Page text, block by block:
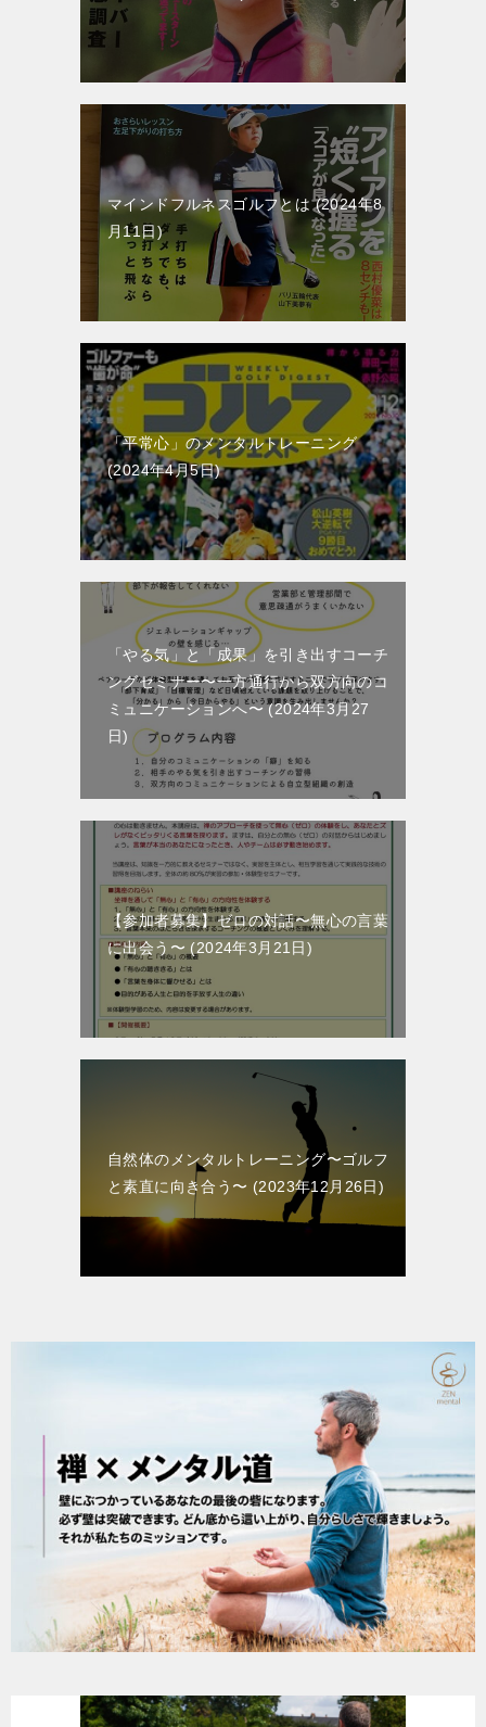
マインドフルネスゴルフとは
2024年8
月11日
「平常心」のメンタルトレーニング
2024年4月5日
「やる気」と「成果」を引き出すコーチ
ングセミナー〜一方通行から双方向のコ
ミュニケーションへ〜
2024年3月27
日
【参加者募集】ゼロの対話〜無心の言葉
に出会う〜
2024年3月21日
自然体のメンタルトレーニング〜ゴルフ
と素直に向き合う〜
2023年12月26日